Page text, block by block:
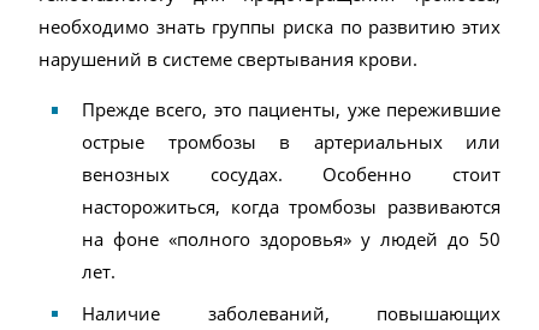
необходимо знать группы риска по развитию этих
нарушений в системе свертывания крови.
Прежде всего, это пациенты, уже пережившие
острые тромбозы в артериальных или
венозных сосудах. Особенно стоит
насторожиться, когда тромбозы развиваются
на фоне «полного здоровья» у людей до 50
лет.
Наличие заболеваний, повышающих